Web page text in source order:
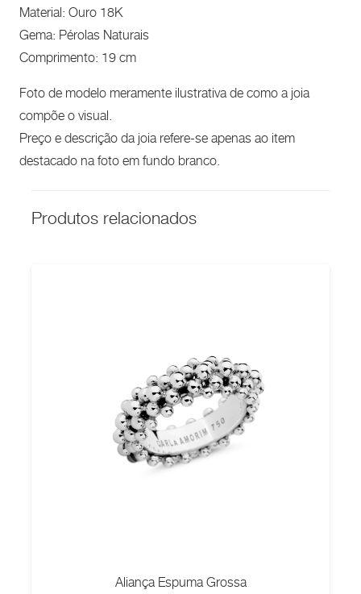
Material: Ouro 18K
Gema: Pérolas Naturais
Comprimento: 19 cm
Foto de modelo meramente ilustrativa de como a joia
compõe o visual.
Preço e descrição da joia refere-se apenas ao item
destacado na foto em fundo branco.
Produtos relacionados
Aliança Espuma Grossa